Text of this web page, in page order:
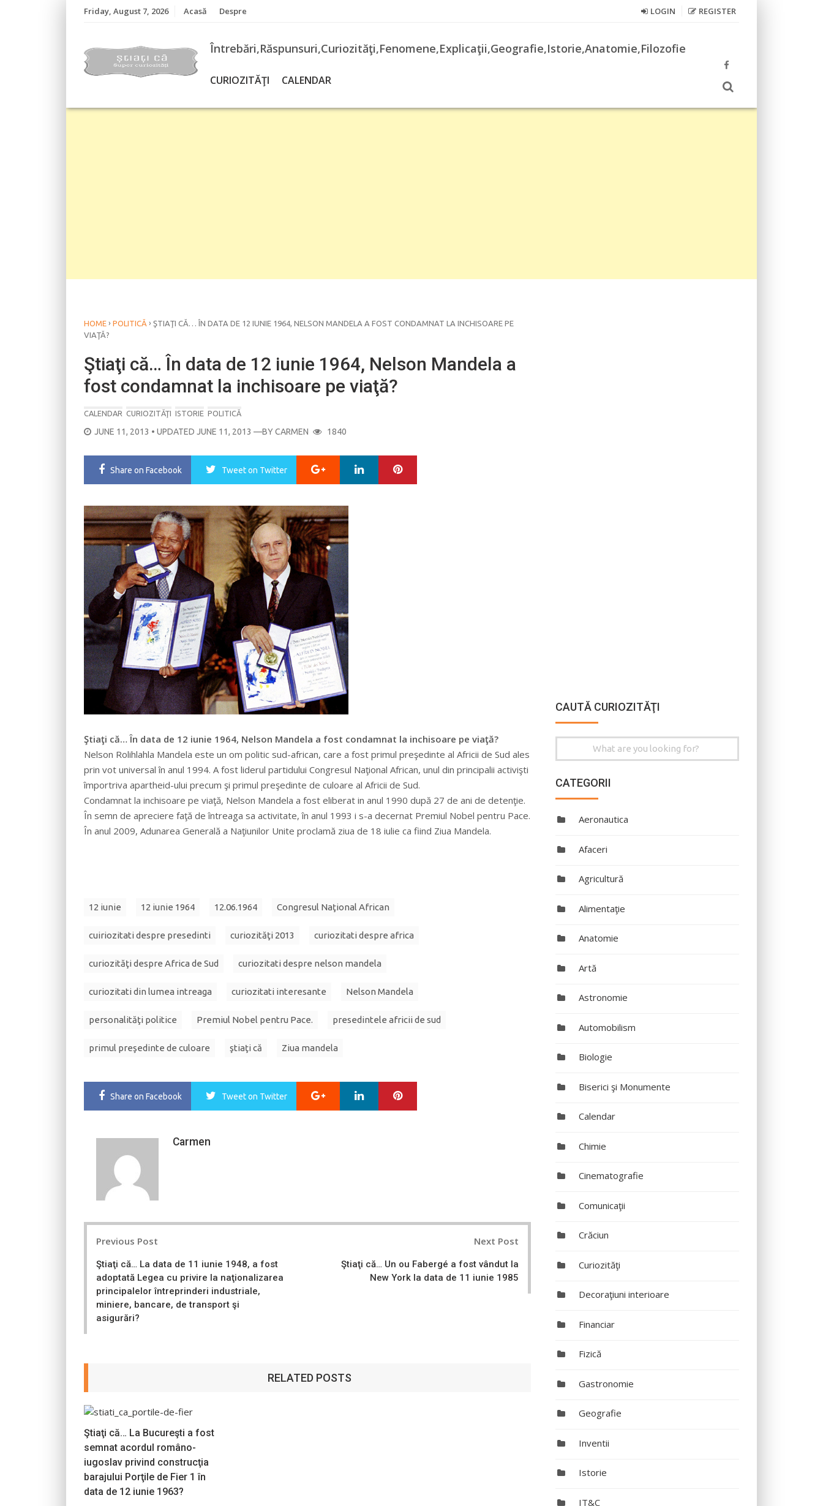
Friday, August 7, 2026 Acasă Despre LOGIN REGISTER
Întrebări,Răspunsuri,Curiozităţi,Fenomene,Explicaţii,Geografie,Istorie,Anatomie,Filozofie
CURIOZITĂŢI CALENDAR
HOME › POLITICĂ › ŞTIAŢI CĂ… ÎN DATA DE 12 IUNIE 1964, NELSON MANDELA A FOST CONDAMNAT LA INCHISOARE PE
VIAŢĂ?
Ştiaţi că… În data de 12 iunie 1964, Nelson Mandela a
fost condamnat la inchisoare pe viaţă?
CALENDAR CURIOZITĂŢI ISTORIE POLITICĂ
POSTED
JUNE 11, 2013 • UPDATED JUNE 11, 2013 —BYCARMEN 1840
Share on Facebook Tweeton Twitter Google+ LinkedIn
Ştiaţi că… În data de 12 iunie 1964, Nelson Mandela a fost condamnat la inchisoare pe viaţă?
Nelson Rolihlahla Mandela este un om politic sud-african, care a fost primul preşedinte al Africii de Sud ales
prin vot universal în anul 1994. A fost liderul partidului Congresul Naţional African, unul din principalii activişti
împortriva apartheid-ului precum şi primul preşedinte de culoare al Africii de Sud.
Condamnat la inchisoare pe viaţă, Nelson Mandela a fost eliberat in anul 1990 după 27 de ani de detenţie.
În semn de apreciere faţă de întreaga sa activitate, în anul 1993 i s-a decernat Premiul Nobel pentru Pace.
În anul 2009, Adunarea Generală a Naţiunilor Unite proclamă ziua de 18 iulie ca fiind Ziua Mandela.
12 iunie 12 iunie 1964 12.06.1964 Congresul Naţional African
cuiriozitati despre presedinti curiozităţi 2013 curiozitati despre africa
curiozităţi despre Africa de Sud curiozitati despre nelson mandela
curiozitati din lumea intreaga curiozitati interesante Nelson Mandela
personalităţi politice Premiul Nobel pentru Pace. presedintele africii de sud
primul preşedinte de culoare ştiaţi că Ziua mandela
Share on Facebook Tweeton Twitter Google+ LinkedIn
Carmen
Previous Post
Ştiaţi că… La data de 11 iunie 1948, a fost
adoptată Legea cu privire la naţionalizarea
principalelor întreprinderi industriale,
miniere, bancare, de transport şi
asigurări?
Next Post
Ştiaţi că… Un ou Fabergé a fost vândut la
New York la data de 11 iunie 1985
RELATED POSTS
Ştiaţi că… La Bucureşti a fost
semnat acordul româno-
iugoslav privind construcţia
barajului Porţile de Fier 1 în
data de 12 iunie 1963?
CAUTĂ CURIOZITĂŢI
Search
CATEGORII
Aeronautica
Afaceri
Agricultură
Alimentaţie
Anatomie
Artă
Astronomie
Automobilism
Biologie
Biserici şi Monumente
Calendar
Chimie
Cinematografie
Comunicaţii
Crăciun
Curiozităţi
Decoraţiuni interioare
Financiar
Fizică
Gastronomie
Geografie
Inventii
Istorie
IT&C